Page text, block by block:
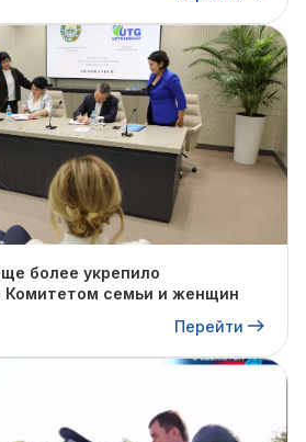
более укрепило
Комитетом семьи и женщин
Перейти